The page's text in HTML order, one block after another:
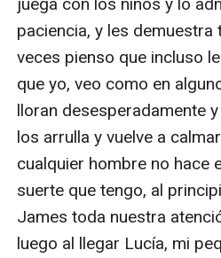
paciencia, y les demuestra
veces pienso que incluso
que yo, veo como en
lloran desesperadamente
los arrulla y vuelve a
cualquier hombre no hace
suerte que tengo, al
James toda nuestra
luego al llegar Lucía, mi